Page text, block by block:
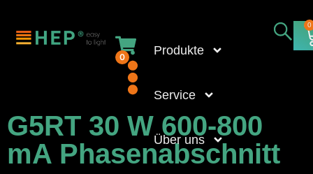
0 Produkte
Service
Über uns
0
G5RT 30 W 600-800
mA Phasenabschnitt